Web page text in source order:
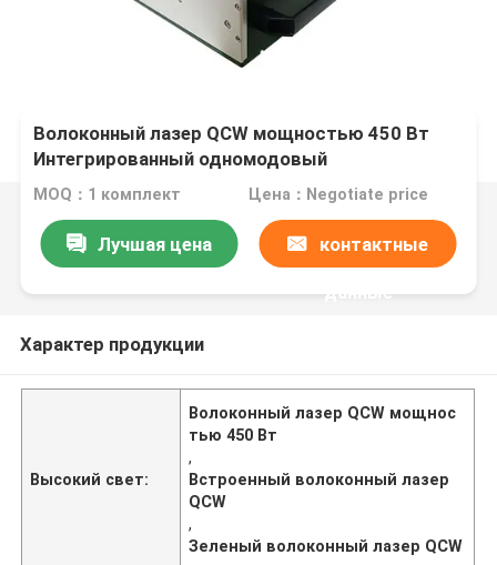
Волоконный лазер QCW мощностью 450 Вт
Интегрированный одномодовый
наносекундный зеленый волоконный лазер
MOQ：1 комплект Цена：Negotiate price
Лучшая цена контактные
данные
Характер продукции
Высокий свет:
Волоконный лазер QCW мощнос
тью 450 Вт
,
Встроенный волоконный лазер
QCW
,
Зеленый волоконный лазер QCW